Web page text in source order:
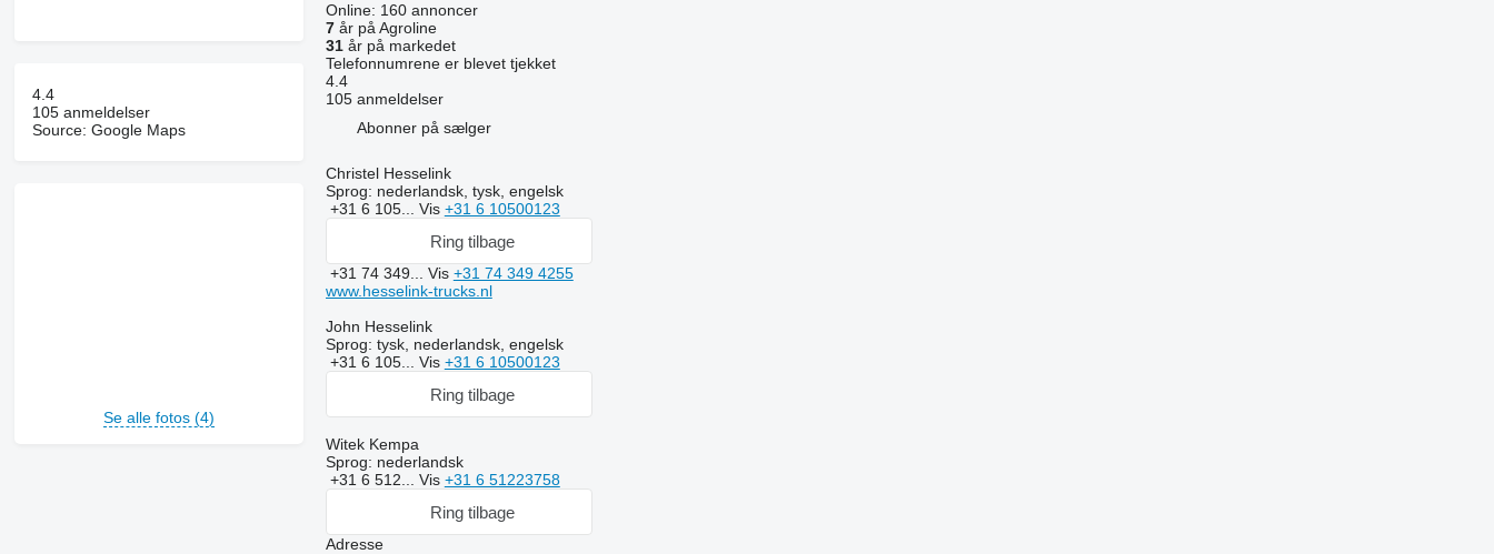
4.4
105 anmeldelser
Source: Google Maps
Se alle fotos (4)
Online: 160 annoncer
7år på Agroline
31år på markedet
Telefonnumrene er blevet tjekket
4.4
105 anmeldelser
Abonner på sælger
Christel Hesselink
Sprog: nederlandsk, tysk, engelsk
+31 6 105... Vis +31 6 10500123
Ring tilbage
+31 74 349... Vis +31 74 349 4255
www.hesselink-trucks.nl
John Hesselink
Sprog: tysk, nederlandsk, engelsk
+31 6 105... Vis +31 6 10500123
Ring tilbage
Witek Kempa
Sprog: nederlandsk
+31 6 512... Vis +31 6 51223758
Ring tilbage
Adresse